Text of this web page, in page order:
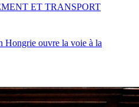
Hongrie ouvre la voie à la
ET TRANSPORT